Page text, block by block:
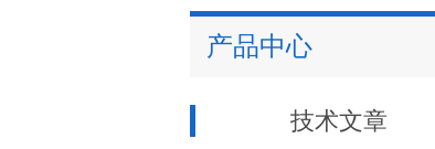
产品中心
技术文章